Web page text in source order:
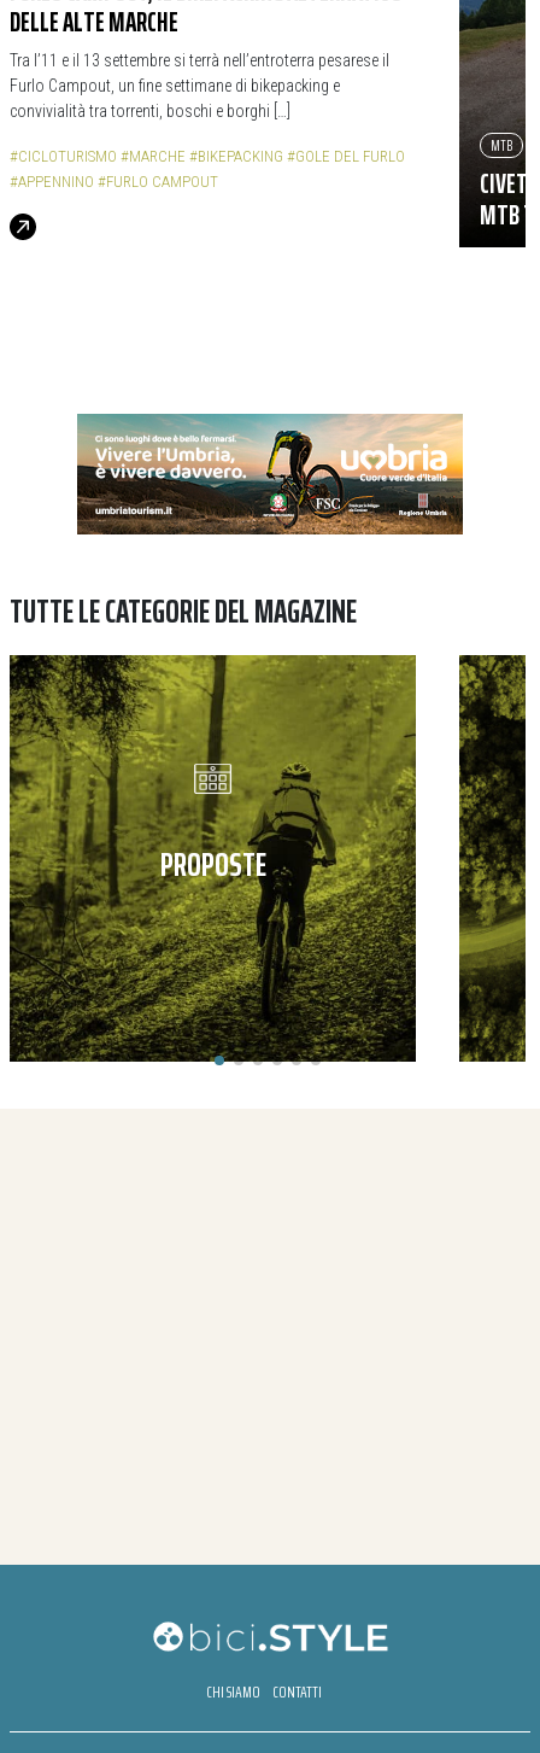
DELLE ALTE MARCHE
Tra l’11 e il 13 settembre si terrà nell’entroterra pesarese il
Furlo Campout, un fine settimane di bikepacking e
convivialità tra torrenti, boschi e borghi […]
#CICLOTURISMO #MARCHE #BIKEPACKING #GOLE DEL FURLO
#APPENNINO #FURLO CAMPOUT
MTB
MTB
TUTTE LE CATEGORIE DEL MAGAZINE
PROPOSTE
CHI SIAMO CONTATTI